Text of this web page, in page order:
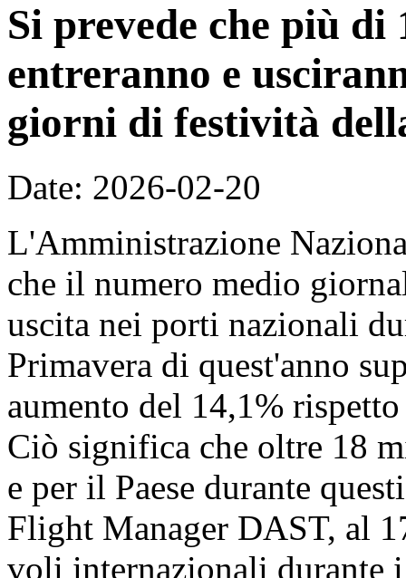
Si prevede che più
entreranno e
giorni di festività
Date: 2026-02-20
L'Amministrazione
che il numero medio
uscita nei porti nazionali
Primavera di quest'anno
aumento del 14,1%
Ciò significa che oltre 18
e per il Paese durante
Flight Manager DAST, al
voli internazionali durante